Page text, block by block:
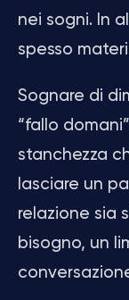
nei sogni. In
spesso
Sognare di
“fallo
stanchezza
lasciare un
relazione sia
bisogno, un